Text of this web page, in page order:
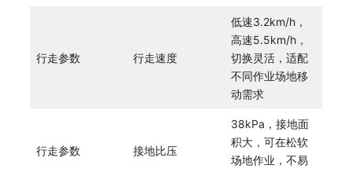
行走参数 行走速度
低速3.2km/h，
高速5.5km/h，
切换灵活，适配
不同作业场地移
动需求
行走参数 接地比压
38kPa，接地面
积大，可在松软
场地作业，不易